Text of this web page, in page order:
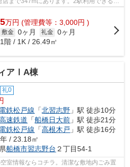
5万円 (管理費等：3,000円 )
敷金 0ヶ月 礼金 0ヶ月
1階 / 1K / 26.49㎡
アⅠA棟
礼0
鉄松戸線 「北習志野 」駅 徒歩10分
速鉄道 「船橋日大前 」駅 徒歩21分
鉄松戸線 「高根木戸 」駅 徒歩16分
/ 23.18㎡
船橋市習志野台 ２丁目54-1
室情報ならコチラ。清潔な敷地内ごみ置